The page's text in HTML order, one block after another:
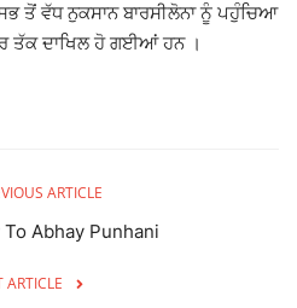
ਤੋਂ ਵੱਧ ਨੁਕਸਾਨ ਬਾਰਸੀਲੋਨਾ ਨੂੰ ਪਹੁੰਚਿਆ
ਤੱਕ ਦਾਖਿਲ ਹੋ ਗਈਆਂ ਹਨ ।
ARTICLE
Abhay Punhani
ARTICLE